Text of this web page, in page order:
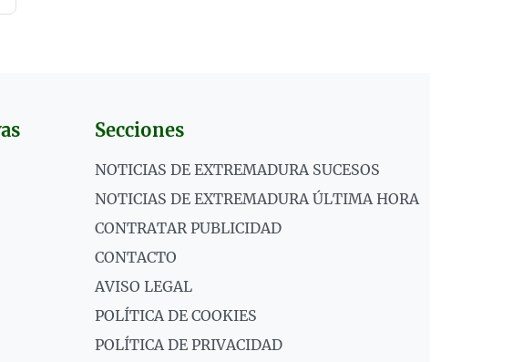
Secciones
NOTICIAS DE EXTREMADURA SUCESOS
NOTICIAS DE EXTREMADURA ÚLTIMA HORA
CONTRATAR PUBLICIDAD
CONTACTO
AVISO LEGAL
POLÍTICA DE COOKIES
POLÍTICA DE PRIVACIDAD